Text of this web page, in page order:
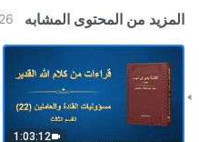
المزيد من المحتوى المشابه
1:03:12